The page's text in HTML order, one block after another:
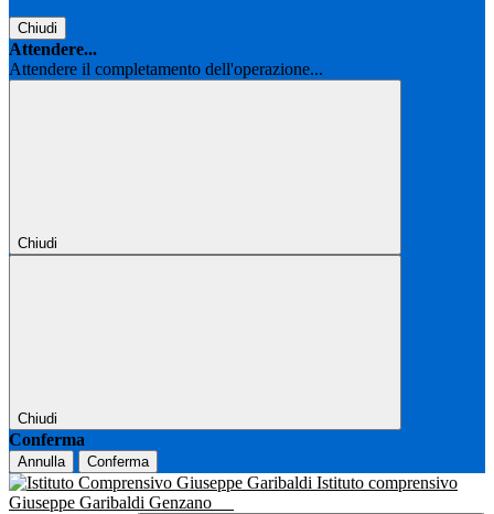
Chiudi
Attendere...
Attendere il completamento dell'operazione...
Chiudi
Chiudi
Conferma
Annulla Conferma
Istituto comprensivo
Giuseppe Garibaldi Genzano